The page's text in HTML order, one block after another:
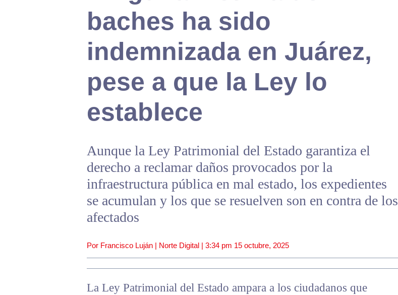
baches ha sido
indemnizada en Juárez,
pese a que la Ley lo
establece
Aunque la Ley Patrimonial del Estado garantiza el
derecho a reclamar daños provocados por la
infraestructura pública en mal estado, los expedientes
se acumulan y los que se resuelven son en contra de los
afectados
Por Francisco Luján | Norte Digital | 3:34 pm 15 octubre, 2025
La Ley Patrimonial del Estado ampara a los ciudadanos que